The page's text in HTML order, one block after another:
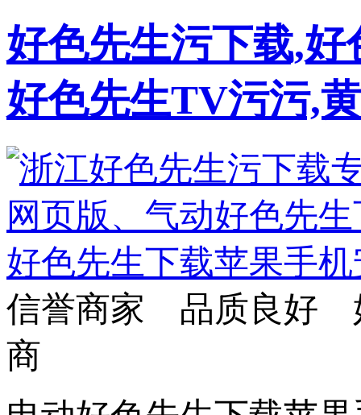
好色先生污下载,
好色先生TV污污,
信誉商家 品质良好
商